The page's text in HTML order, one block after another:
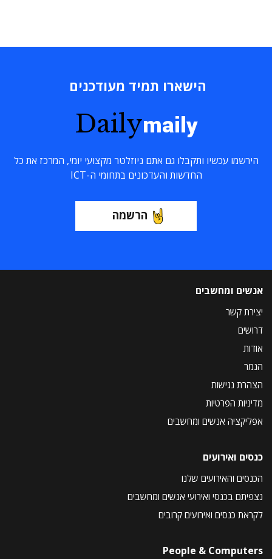
הישארו תמיד מעודכנים
Dailymaily
הירשמו עכשיו ותקבלו גם אתם ניוזלטר מקצועי יומי, המרכז את כל
החדשות והעדכונים בתחומי ה-ICT
הרשמה
אנשים ומחשבים
יצירת קשר
דרושים
אודות
הנמר
הצהרת נגישות
מדיניות הפרטיות
אפליקציה אנשים ומחשבים
כנסים ואירועים
הכנסים והאירועים שלנו
נצפיתם בכנסי ואירועי אנשים ומחשבים
לקראת כנסים ואירועים קרובים
People & Computers